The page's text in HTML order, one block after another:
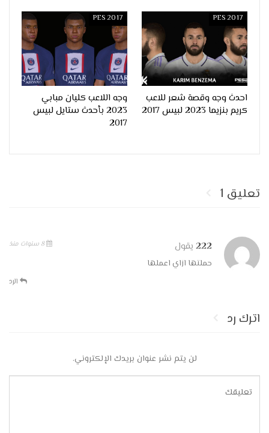
PES 2017
احدث وجه وقصة شعر للاعب
كريم بنزيما 2023 لبيس 2017
PES 2017
وجه اللاعب كليان مبابي
2023 بأحدث ستايل لبيس
2017
تعليق 1
222 يقول 8 سنوات منذ
حملتها ازاي اعملها
الرد
اترك رد
لن يتم نشر عنوان بريدك الإلكتروني.